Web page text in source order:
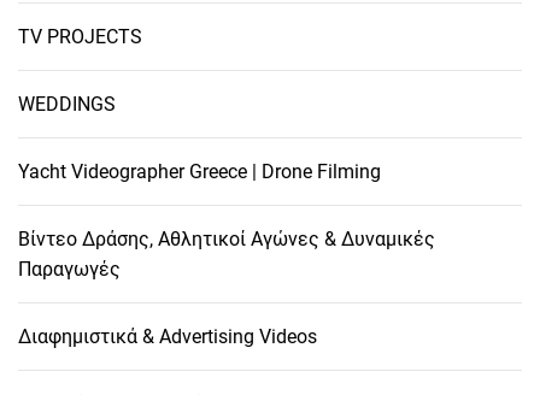
TV PROJECTS
WEDDINGS
Yacht Videographer Greece | Drone Filming
Βίντεο Δράσης, Αθλητικοί Αγώνες & Δυναμικές
Παραγωγές
Διαφημιστικά & Advertising Videos